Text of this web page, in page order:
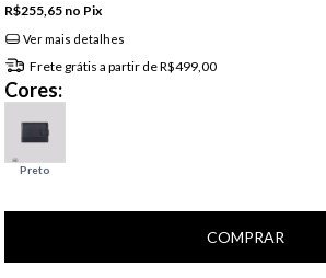
R$255,65 Pix
Ver mais detalhes
Frete grátis a partir deR$499,00
Cores: